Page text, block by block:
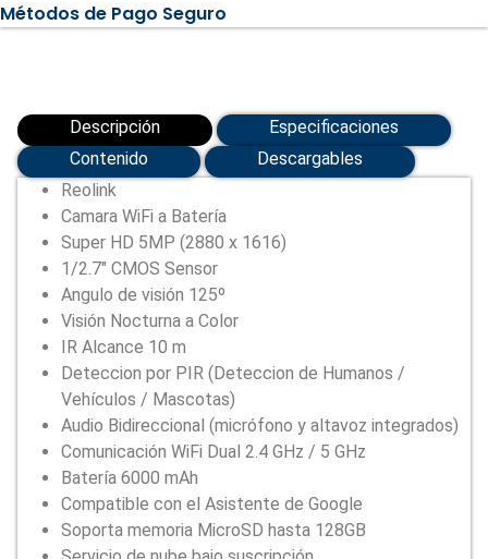
Métodos de Pago Seguro
Descripción
Especificaciones
Contenido
Descargables
Reolink
Camara WiFi a Batería
Super HD 5MP (2880 x 1616)
1/2.7″ CMOS Sensor
Angulo de visión 125º
Visión Nocturna a Color
IR Alcance 10 m
Deteccion por PIR (Deteccion de Humanos /
Vehículos / Mascotas)
Audio Bidireccional (micrófono y altavoz integrados)
Comunicación WiFi Dual 2.4 GHz / 5 GHz
Batería 6000 mAh
Compatible con el Asistente de Google
Soporta memoria MicroSD hasta 128GB